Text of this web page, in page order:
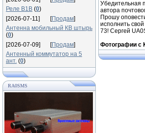
Реле В1В (0)
[2026-07-11]
[Продам]
Антенна мобильный КВ штырь
(0)
[2026-07-09]
[Продам]
Антенный коммутатор на 5
ант. (0)
RA0SMS
Убедительная
автора
Прошу
исполнить
73! Сергей
Фотографии с